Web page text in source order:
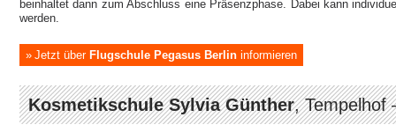
beinhaltet dann zum Abschluss eine Präsenzphase. Dabei kann
werden.
Jetzt über Flugschule Pegasus Berlin informieren
Kosmetikschule Sylvia Günther, Tempelhof